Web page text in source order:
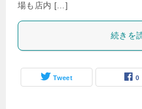
場も店内 […]
続きを
Tweet 0